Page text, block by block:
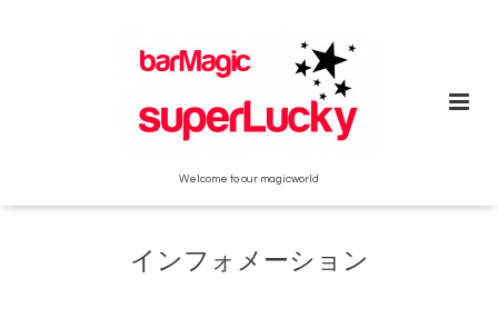
Welcome to our magicworld
インフォメーション